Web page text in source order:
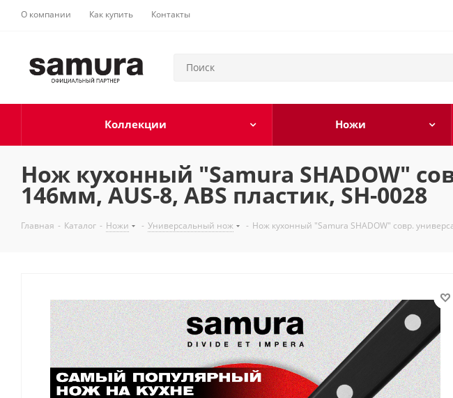
О компании Как купить Контакты
Коллекции Ножи
Нож кухонный "Samura SHADOW"
146мм, AUS-8, ABS пластик, SH-0028
Главная - Каталог - Ножи - Универсальный нож - Нож кухонный "Samura SHADOW" совр.